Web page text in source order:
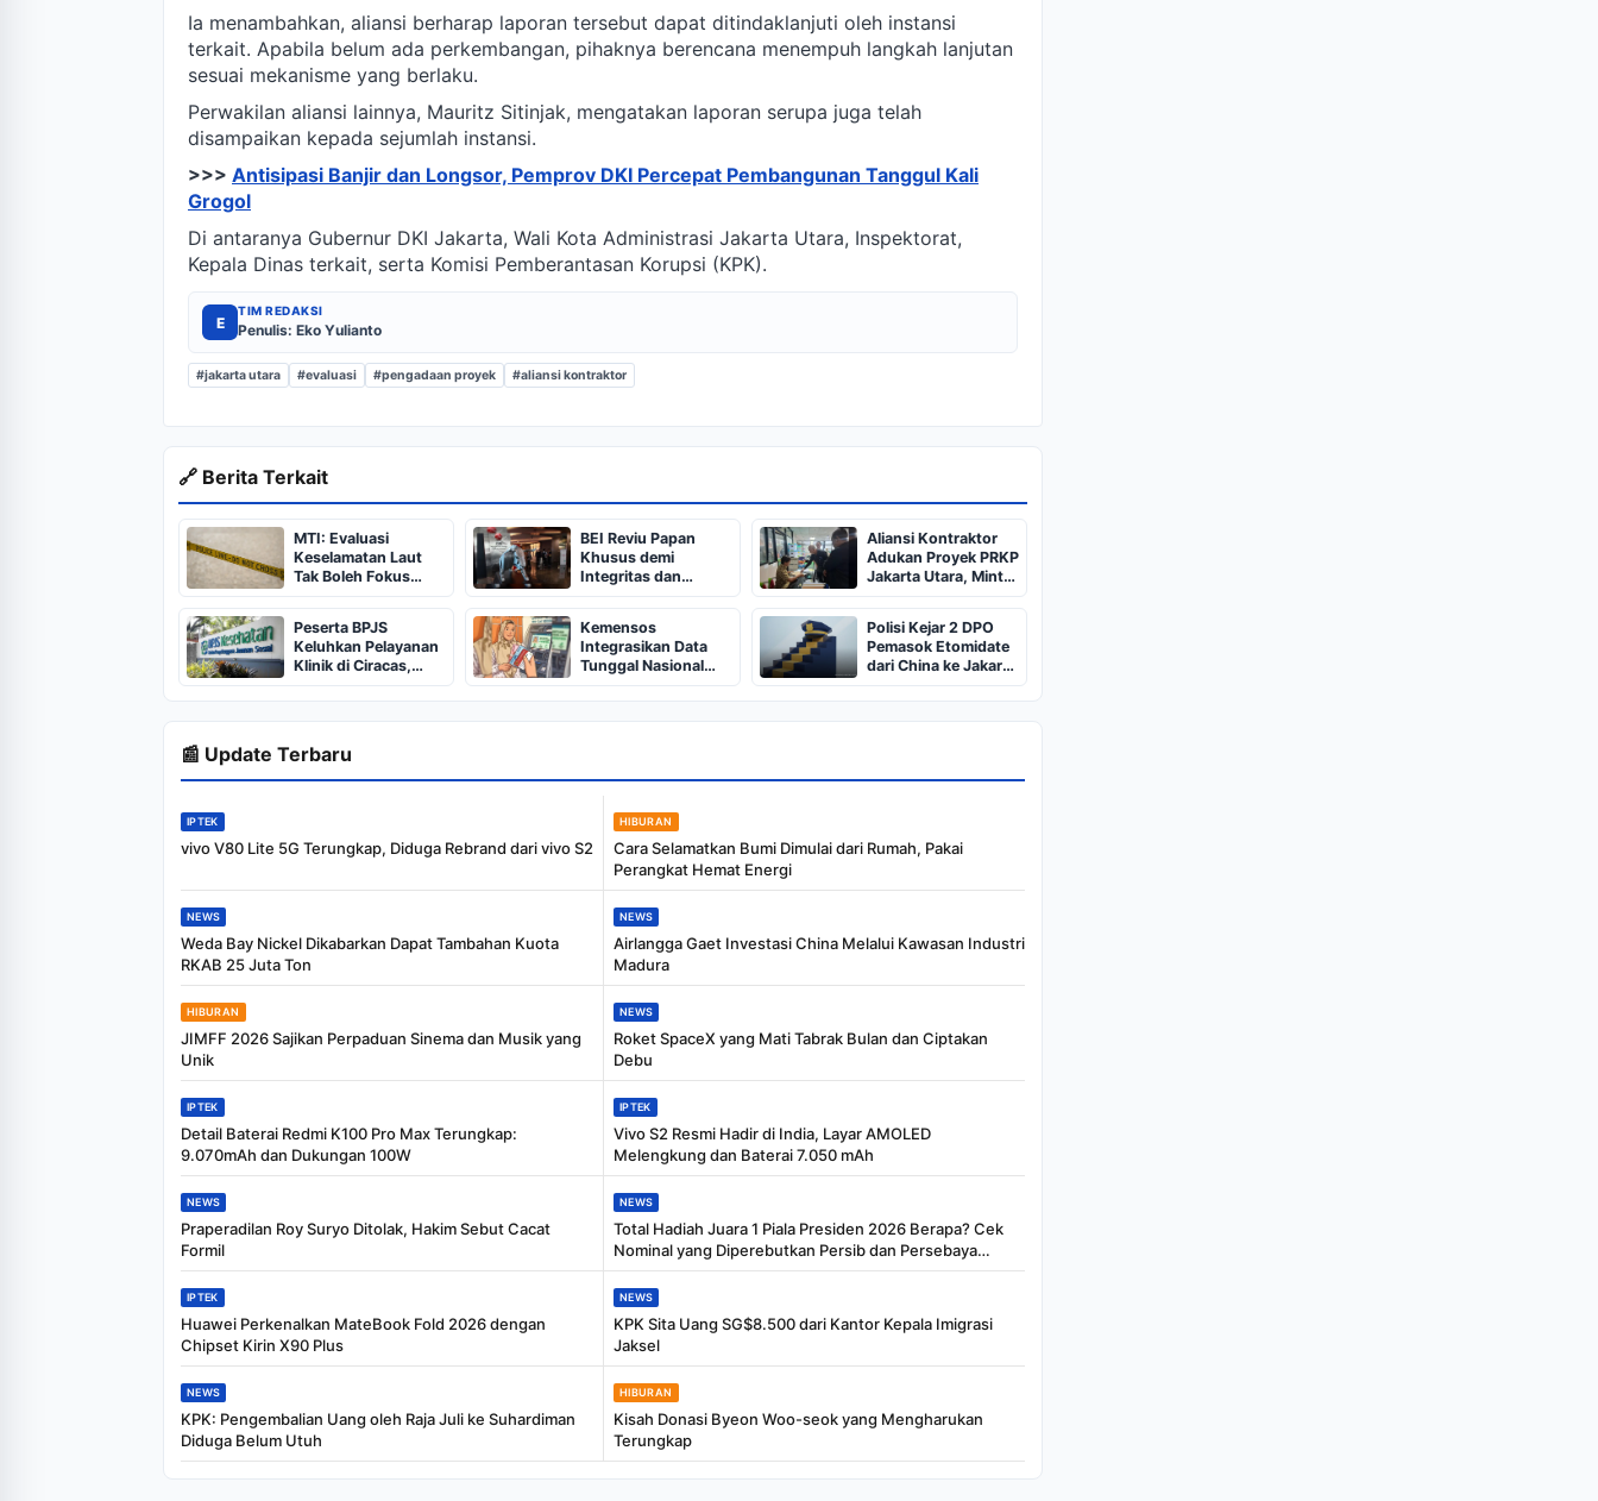
Ia menambahkan, aliansi berharap laporan tersebut dapat ditindaklanjuti oleh instansi
terkait. Apabila belum ada perkembangan, pihaknya berencana menempuh langkah lanjutan
sesuai mekanisme yang berlaku.
Perwakilan aliansi lainnya, Mauritz Sitinjak, mengatakan laporan serupa juga telah
disampaikan kepada sejumlah instansi.
>>> Antisipasi Banjir dan Longsor, Pemprov DKI Percepat Pembangunan Tanggul Kali
Grogol
Di antaranya Gubernur DKI Jakarta, Wali Kota Administrasi Jakarta Utara, Inspektorat,
Kepala Dinas terkait, serta Komisi Pemberantasan Korupsi (KPK).
E
TIM REDAKSI
Penulis: Eko Yulianto
#jakarta utara #evaluasi #pengadaan proyek #aliansi kontraktor
🔗 Berita Terkait
MTI: Evaluasi
Keselamatan Laut
Tak Boleh Fokus
pada Operator Saja
BEI Reviu Papan
Khusus demi
Integritas dan
Efisiensi Pasar
Aliansi Kontraktor
Adukan Proyek PRKP
Jakarta Utara, Minta
Evaluasi
Peserta BPJS
Keluhkan Pelayanan
Klinik di Ciracas,
Manajemen Janji
Evaluasi
Kemensos
Integrasikan Data
Tunggal Nasional
untuk Evaluasi
Bansos
Polisi Kejar 2 DPO
Pemasok Etomidate
dari China ke Jakarta
Utara
📰 Update Terbaru
IPTEK
vivo V80 Lite 5G Terungkap, Diduga Rebrand dari vivo S2
HIBURAN
Cara Selamatkan Bumi Dimulai dari Rumah, Pakai
Perangkat Hemat Energi
NEWS
Weda Bay Nickel Dikabarkan Dapat Tambahan Kuota
RKAB 25 Juta Ton
NEWS
Airlangga Gaet Investasi China Melalui Kawasan Industri
Madura
HIBURAN
JIMFF 2026 Sajikan Perpaduan Sinema dan Musik yang
Unik
NEWS
Roket SpaceX yang Mati Tabrak Bulan dan Ciptakan
Debu
IPTEK
Detail Baterai Redmi K100 Pro Max Terungkap:
9.070mAh dan Dukungan 100W
IPTEK
Vivo S2 Resmi Hadir di India, Layar AMOLED
Melengkung dan Baterai 7.050 mAh
NEWS
Praperadilan Roy Suryo Ditolak, Hakim Sebut Cacat
Formil
NEWS
Total Hadiah Juara 1 Piala Presiden 2026 Berapa? Cek
Nominal yang Diperebutkan Persib dan Persebaya
Malam Ini
IPTEK
Huawei Perkenalkan MateBook Fold 2026 dengan
Chipset Kirin X90 Plus
NEWS
KPK Sita Uang SG$8.500 dari Kantor Kepala Imigrasi
Jaksel
NEWS
KPK: Pengembalian Uang oleh Raja Juli ke Suhardiman
Diduga Belum Utuh
HIBURAN
Kisah Donasi Byeon Woo-seok yang Mengharukan
Terungkap